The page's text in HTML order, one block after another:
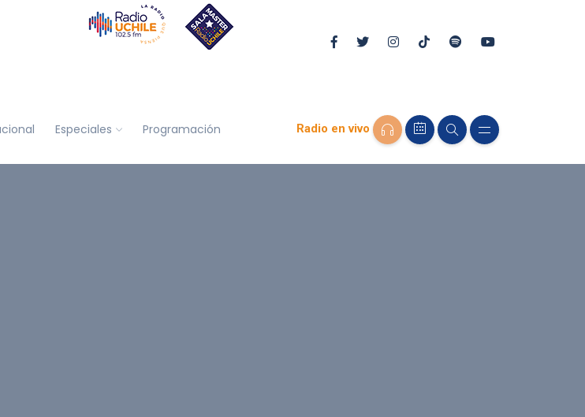
Especiales Programación Radio en vivo